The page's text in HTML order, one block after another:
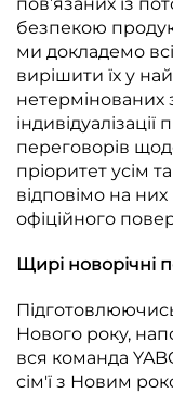
безпекою
ми докладемо
вирішити їх у
нетермінованих
переговорів
пріоритет усім
відповімо на
офіційного
Щирі новорічні
Нового року,
вся команда
сім'ї з Новим